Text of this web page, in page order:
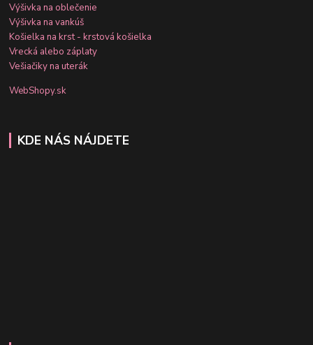
Výšivka na oblečenie
Výšivka na vankúš
Košielka na krst - krstová košielka
Vrecká alebo záplaty
Vešiačiky na uterák
WebShopy.sk
KDE NÁS NÁJDETE